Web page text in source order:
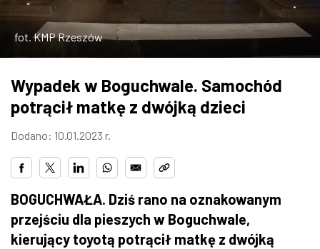
ZDJĘCIA
W RZESZOWIE
fot. KMP Rzeszów
Wypadek w Boguchwale. Samochód
potrącił matkę z dwójką dzieci
Dodano: 10.01.2023 r.
BOGUCHWAŁA. Dziś rano na oznakowanym
przejściu dla pieszych w Boguchwale,
kierujący toyotą potrącił matkę z dwójką